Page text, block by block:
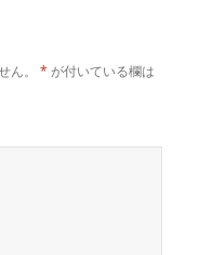
。 * が付いている欄は